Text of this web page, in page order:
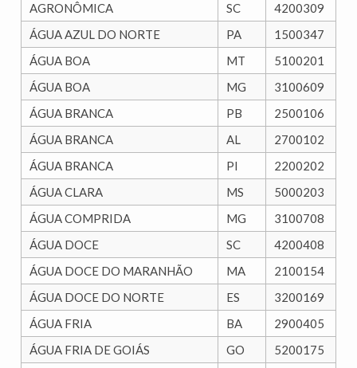
AGRONÔMICA
SC
4200309
ÁGUA AZUL DO NORTE
PA
1500347
ÁGUA BOA
MT
5100201
ÁGUA BOA
MG
3100609
ÁGUA BRANCA
PB
2500106
ÁGUA BRANCA
AL
2700102
ÁGUA BRANCA
PI
2200202
ÁGUA CLARA
MS
5000203
ÁGUA COMPRIDA
MG
3100708
ÁGUA DOCE
SC
4200408
ÁGUA DOCE DO MARANHÃO
MA
2100154
ÁGUA DOCE DO NORTE
ES
3200169
ÁGUA FRIA
BA
2900405
ÁGUA FRIA DE GOIÁS
GO
5200175